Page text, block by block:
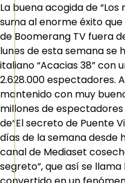
La buena acogida de “Los
suma al enorme éxito
de Boomerang TV fuera
lunes de esta semana se
italiano “Acacias 38” con
2.628.000 espectadores.
mantenido con muy
millones de
de“El secreto de Puente
días de la semana desde
canal de Mediaset
segreto”, que así se